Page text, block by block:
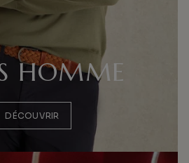
HOMME
DÉCOUVRIR